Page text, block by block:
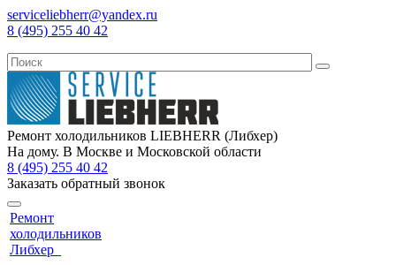
serviceliebherr@yandex.ru
8 (495) 255 40 42
Ремонт холодильников LIEBHERR (Либхер)
На дому. В Москве и Московской области
8 (495) 255 40 42
Заказать обратный звонок
Ремонт
холодильников
Либхер